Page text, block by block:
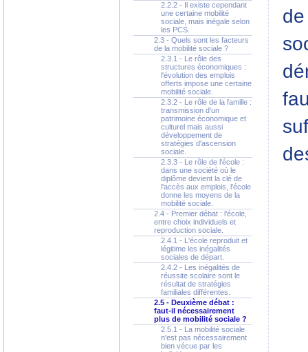
2.2.2 - Il existe cependant
une certaine mobilité
sociale, mais inégale selon
les PCS.
2.3 - Quels sont les facteurs
de la mobilité sociale ?
2.3.1 - Le rôle des
structures économiques :
l'évolution des emplois
offerts impose une certaine
mobilité sociale.
2.3.2 - Le rôle de la famille :
transmission d'un
patrimoine économique et
culturel mais aussi
développement de
stratégies d'ascension
sociale.
2.3.3 - Le rôle de l'école :
dans une société où le
diplôme devient la clé de
l'accès aux emplois, l'école
donne les moyens de la
mobilité sociale.
2.4 - Premier débat : l'école,
entre choix individuels et
reproduction sociale.
2.4.1 - L'école reproduit et
légitime les inégalités
sociales de départ.
2.4.2 - Les inégalités de
réussite scolaire sont le
résultat de stratégies
familiales différentes.
2.5 - Deuxième débat :
faut-il nécessairement
plus de mobilité sociale ?
2.5.1 - La mobilité sociale
n'est pas nécessairement
bien vécue par les